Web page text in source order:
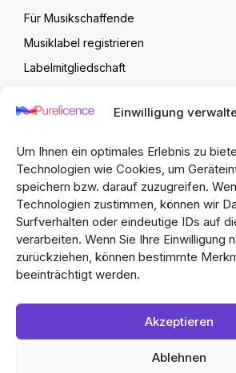
Einwilligung
Um Ihnen ein optimales Erlebnis zu
Technologien wie Cookies, um
speichern bzw. darauf zuzugreifen.
Technologien zustimmen, können wir
Surfverhalten oder eindeutige IDs auf
verarbeiten. Wenn Sie Ihre Einwilligung
zurückziehen, können bestimmte
beeinträchtigt werden.
Akzeptieren
Ablehnen
Für Musikschaffende
Musiklabel registrieren
Labelmitgliedschaft
Artist Upload Vertrag
Dieser Marktplatz wurde von
Marktplatzentwicklungen & Software-